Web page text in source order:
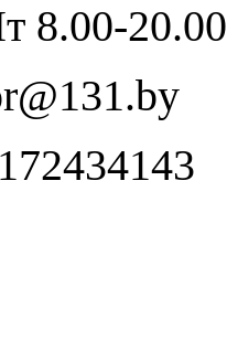
8.00-20.00